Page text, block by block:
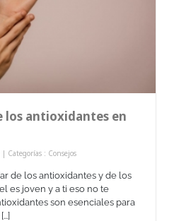
los antioxidantes en
Categorías : Consejos
de los antioxidantes y de los
es joven y a ti eso no te
son esenciales para